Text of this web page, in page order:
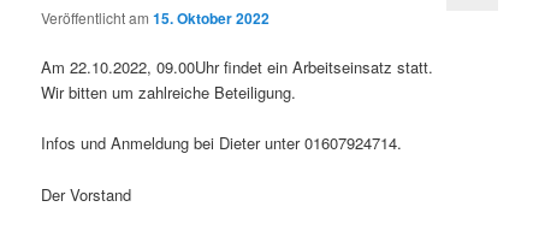
Veröffentlicht am15. Oktober 2022
Am 22.10.2022, 09.00Uhr findet ein Arbeitseinsatz statt.
Wir bitten um zahlreiche Beteiligung.
Infos und Anmeldung bei Dieter unter 01607924714.
Der Vorstand